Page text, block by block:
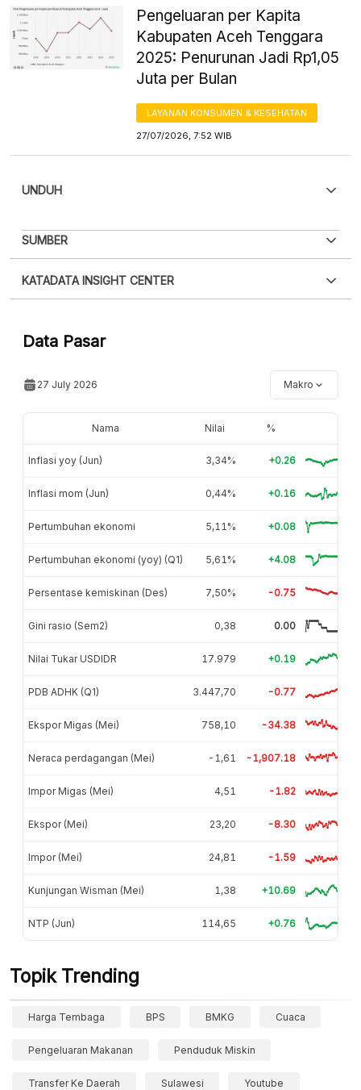
Pengeluaran per Kapita
Kabupaten Aceh Tenggara
2025: Penurunan Jadi Rp1,05
Juta per Bulan
LAYANAN KONSUMEN & KESEHATAN
27/07/2026, 7:52 WIB
UNDUH
PDF PNG
XLS
SUMBER
punya akun?Silakan Daftar sekarang
KATADATA INSIGHT CENTER
Data Pasar
27 July 2026 Makro
Nama Nilai %
Inflasi yoy (Jun) 3,34% +0.26
Inflasi mom (Jun) 0,44% +0.16
Pertumbuhan ekonomi 5,11% +0.08
Pertumbuhan ekonomi (yoy) (Q1) 5,61% +4.08
Persentase kemiskinan (Des) 7,50% -0.75
Gini rasio (Sem2) 0,38 0.00
Nilai Tukar USDIDR 17.979 +0.19
PDB ADHK (Q1) 3.447,70 -0.77
Ekspor Migas (Mei) 758,10 -34.38
Neraca perdagangan (Mei) -1,61 -1,907.18
Impor Migas (Mei) 4,51 -1.82
Ekspor (Mei) 23,20 -8.30
Impor (Mei) 24,81 -1.59
Kunjungan Wisman (Mei) 1,38 +10.69
NTP (Jun) 114,65 +0.76
Topik Trending
Harga Tembaga BPS BMKG Cuaca
Pengeluaran Makanan Penduduk Miskin
Transfer Ke Daerah Sulawesi Youtube